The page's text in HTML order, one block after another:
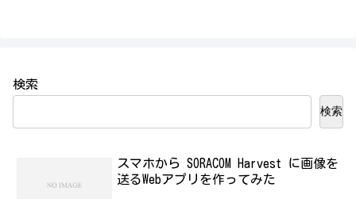
検索
検索
スマホから SORACOM Harvest に画像を
送るWebアプリを作ってみた